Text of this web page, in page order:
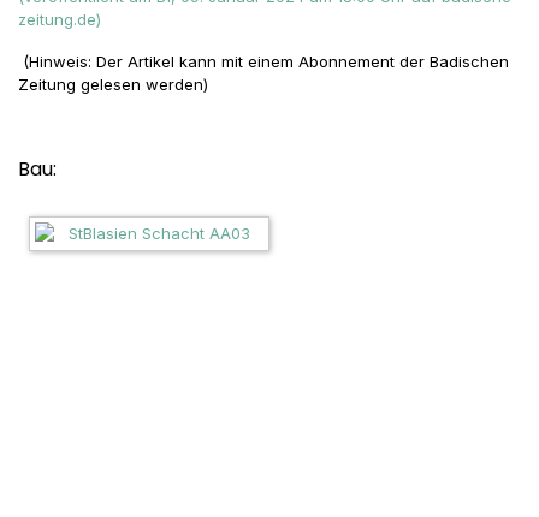
zeitung.de)
(Hinweis: Der Artikel kann mit einem Abonnement der Badischen
Zeitung gelesen werden)
Bau: